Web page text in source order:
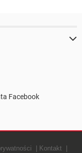
Facebook
Kontakt